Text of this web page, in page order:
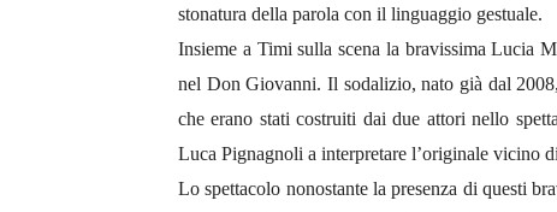
stonatura della parola con il linguaggio gestuale.
Insieme a Timi sulla scena la bravissima Lucia
nel Don Giovanni. Il sodalizio, nato già dal
che erano stati costruiti dai due attori nello
Luca Pignagnoli a interpretare l’originale vicino
Lo spettacolo nonostante la presenza di questi